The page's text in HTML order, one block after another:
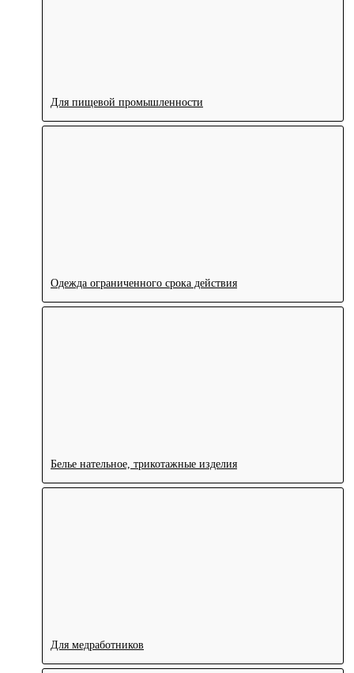
Для пищевой промышленности
Одежда ограниченного срока действия
Белье нательное, трикотажные изделия
Для медработников